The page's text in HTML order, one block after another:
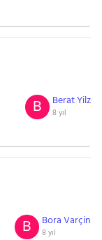
Berat Yilz
8 yıl
B
Bora Varçin
8 yıl
B